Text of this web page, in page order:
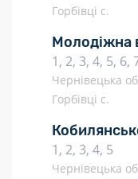
Горбівці с.
Молодіжна
1, 2, 3, 4, 5, 6,
Чернівецька
Горбівці с.
1, 2, 3, 4, 5
Чернівецька